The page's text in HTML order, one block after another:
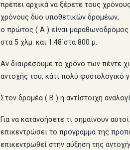
πρέπει αρχικά να ξέρετε τους
χρόνους δυο υποθετικών δρομέων,
ο πρώτος ( Α ) είναι μαραθωνοδρόμος
στα 5 χλμ. και 1:48΄στα 800 μ.
Αν διαιρέσουμε το χρόνο των πέντε
αντοχής του, κάτι πολύ φυσιολογικό
Στον δρομέα ( Β ) η αντίστοιχη
Για να κατανοήσετε τι σημαίνουν
επικεντρώσει το πρόγραμμα της
επικεντρωθεί στην αύξηση της